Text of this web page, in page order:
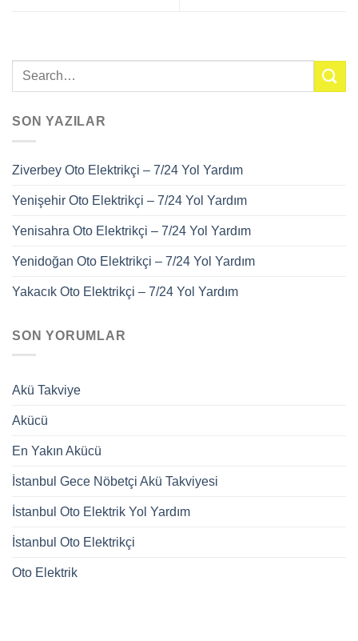
SON YAZILAR
Ziverbey Oto Elektrikçi – 7/24 Yol Yardım
Yenişehir Oto Elektrikçi – 7/24 Yol Yardım
Yenisahra Oto Elektrikçi – 7/24 Yol Yardım
Yenidoğan Oto Elektrikçi – 7/24 Yol Yardım
Yakacık Oto Elektrikçi – 7/24 Yol Yardım
SON YORUMLAR
Akü Takviye
Akücü
En Yakın Akücü
İstanbul Gece Nöbetçi Akü Takviyesi
İstanbul Oto Elektrik Yol Yardım
İstanbul Oto Elektrikçi
Oto Elektrik